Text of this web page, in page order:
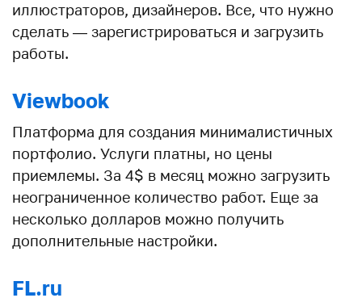
иллюстраторов, дизайнеров. Все, что нужно
сделать — зарегистрироваться и загрузить
работы.
Viewbook
Платформа для создания минималистичных
портфолио. Услуги платны, но цены
приемлемы. За 4$ в месяц можно загрузить
неограниченное количество работ. Еще за
несколько долларов можно получить
дополнительные настройки.
FL.ru